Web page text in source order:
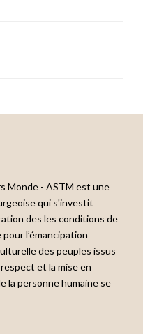
Monde - ASTM est une
qui s'investit
des les conditions de
l’émancipation
des peuples issus
et la mise en
la personne humaine se